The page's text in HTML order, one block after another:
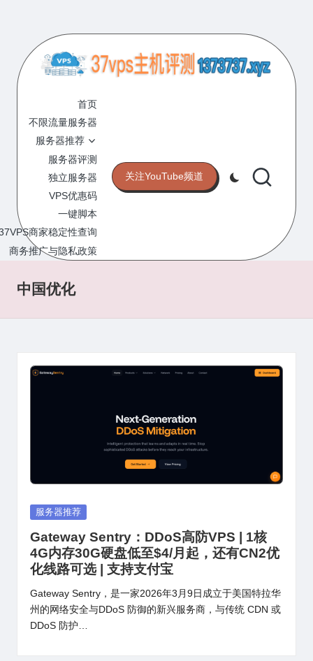
content
7
V
P
S
主
机
评
测
的
VPS
网
站
首页
不限流量服务器
服务器推荐
服务器评测
独立服务器
VPS优惠码
一键脚本
商家稳定性查询
商务推广与隐私政策
关注YouTube频道
中国优化
Posted
服务器推荐
Gateway Sentry：DDoS高防VPS | 1核
4G内存30G硬盘低至$4/月起，还有CN2优
化线路可选 | 支持支付宝
Gateway Sentry，是一家2026年3月9日成立于美国特拉华
州的网络安全与DDoS 防御的新兴服务商，与传统 CDN 或
DDoS 防护…